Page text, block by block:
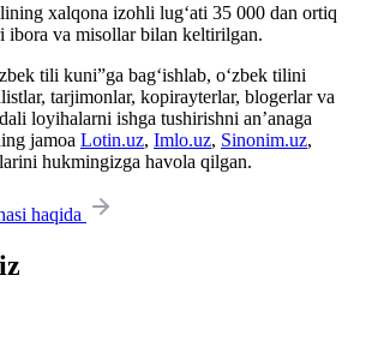
xalqona izohli lug‘ati 35 000 dan ortiq
ibora va misollar bilan keltirilgan.
tili kuni”ga bag‘ishlab, o‘zbek tilini
tarjimonlar, kopirayterlar, blogerlar va
loyihalarni ishga tushirishni an’anaga
jamoa Lotin.uz, Imlo.uz, Sinonim.uz,
hukmingizga havola qilgan.
haqida